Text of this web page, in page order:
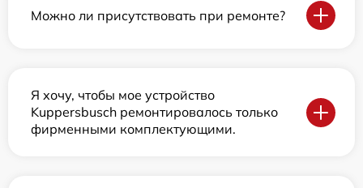
Можно ли присутствовать при ремонте?
Я хочу, чтобы мое устройство
Kuppersbusch ремонтировалось только
фирменными комплектующими.